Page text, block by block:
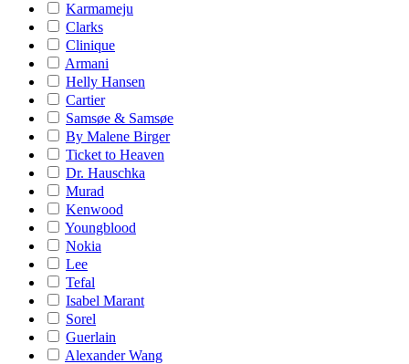
Karmameju
Clarks
Clinique
Armani
Helly Hansen
Cartier
Samsøe & Samsøe
By Malene Birger
Ticket to Heaven
Dr. Hauschka
Murad
Kenwood
Youngblood
Nokia
Lee
Tefal
Isabel Marant
Sorel
Guerlain
Alexander Wang